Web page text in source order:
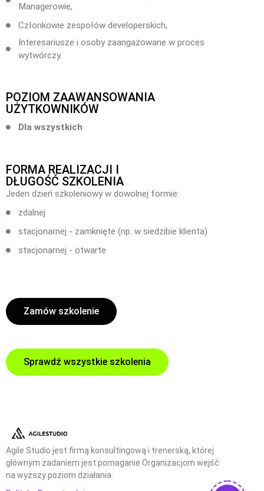
Managerowie,
Członkowie zespołów developerskich,
Interesariusze i osoby zaangażowane w proces
wytwórczy.
POZIOM ZAAWANSOWANIA
UŻYTKOWNIKÓW
Dla wszystkich
FORMA REALIZACJI I
DŁUGOŚĆ SZKOLENIA
Jeden dzień szkoleniowy w dowolnej formie:
zdalnej
stacjonarnej - zamknięte (np. w siedzibie klienta)
stacjonarnej - otwarte
Zamów szkolenie
Sprawdź wszystkie szkolenia
Agile Studio jest firmą konsultingową i trenerską, której
głównym zadaniem jest pomaganie Organizacjom wejść
na wyższy poziom działania.